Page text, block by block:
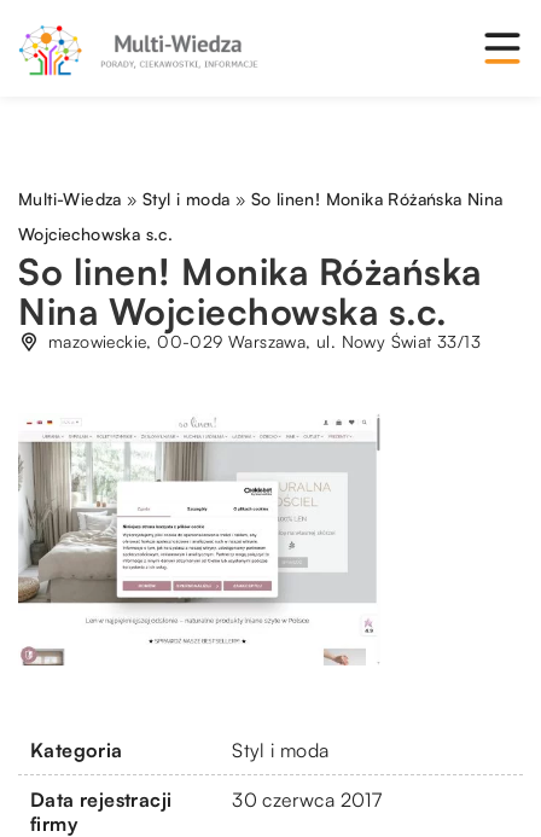
Multi-Wiedza »Styl i moda » So linen! Monika Różańska Nina
Wojciechowska s.c.
So linen! Monika Różańska
Nina Wojciechowska s.c.
mazowieckie, 00-029 Warszawa, ul. Nowy Świat 33/13
Kategoria Styl i moda
Data rejestracji
firmy
30 czerwca 2017